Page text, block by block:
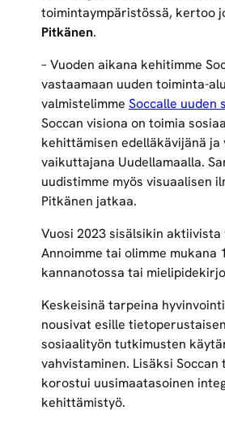
toimintaympäristössä, kertoo
Pitkänen.
– Vuoden aikana kehitimme
vastaamaan uuden toiminta-
valmistelimme Soccalle uuden
Soccan visiona on toimia
kehittämisen edelläkävijänä ja
vaikuttajana Uudellamaalla.
uudistimme myös visuaalisen
Pitkänen jatkaa.
Vuosi 2023 sisälsikin
Annoimme tai olimme mukana
kannanotossa tai
Keskeisinä tarpeina
nousivat esille
sosiaalityön tutkimusten
vahvistaminen. Lisäksi Soccan
korostui uusimaatasoinen
kehittämistyö.